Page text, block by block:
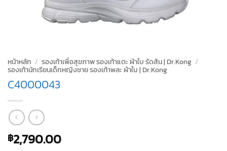
หน้าหลัก / รองเท้าเพื่อสุขภาพ รองเท้าแตะ ผ้าใบ รัดส้น | Dr.Kong /
รองเท้านักเรียนเด็กหญิงชาย รองเท้าพละ ผ้าใบ | Dr.Kong
C4000043
฿2,790.00